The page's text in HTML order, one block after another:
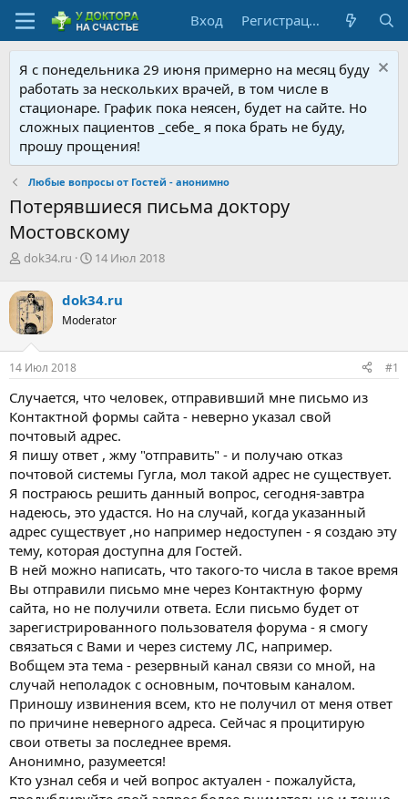
Вход Регистрация
Я с понедельника 29 июня примерно на месяц буду
работать за нескольких врачей, в том числе в
стационаре. График пока неясен, будет на сайте. Но
сложных пациентов _себе_ я пока брать не буду,
прошу прощения!
Любые вопросы от Гостей - анонимно
Потерявшиеся письма доктору
Мостовскому
А
т
о
р
т
е
м
dok34.ru
Д
а
н
ч
а
14 Июл 2018
dok34.ru
Moderator
14 Июл 2018 #1
Случается, что человек, отправивший мне письмо из
Контактной формы сайта - неверно указал свой
почтовый адрес.
Я пишу ответ , жму "отправить" - и получаю отказ
почтовой системы Гугла, мол такой адрес не существует.
Я постраюсь решить данный вопрос, сегодня-завтра
надеюсь, это удастся. Но на случай, когда указанный
адрес существует ,но например недоступен - я создаю эту
тему, которая доступна для Гостей.
В ней можно написать, что такого-то числа в такое время
Вы отправили письмо мне через Контактную форму
сайта, но не получили ответа. Если письмо будет от
зарегистрированного пользователя форума - я смогу
связаться с Вами и через систему ЛС, например.
Вобщем эта тема - резервный канал связи со мной, на
случай неполадок с основным, почтовым каналом.
Приношу извинения всем, кто не получил от меня ответ
по причине неверного адреса. Сейчас я процитирую
свои ответы за последнее время.
Анонимно, разумеется!
Кто узнал себя и чей вопрос актуален - пожалуйста,